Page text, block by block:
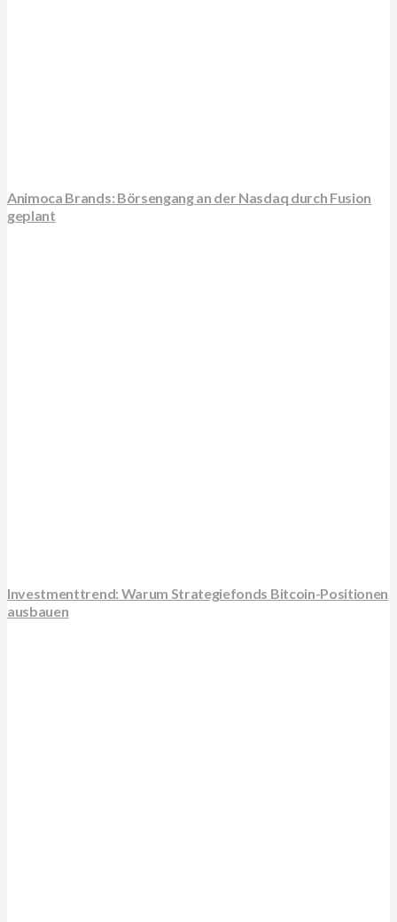
Animoca Brands: Börsengang an der Nasdaq durch Fusion
geplant
Investmenttrend: Warum Strategiefonds Bitcoin-Positionen
ausbauen